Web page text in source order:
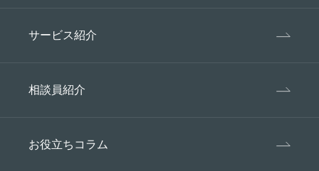
サービス紹介
相談員紹介
お役立ちコラム